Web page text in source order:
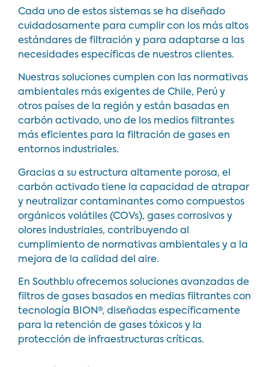
Cada uno de estos sistemas se ha diseñado
cuidadosamente para cumplir con los más altos
estándares de filtración y para adaptarse a las
necesidades específicas de nuestros clientes.
Nuestras soluciones cumplen con las normativas
ambientales más exigentes de Chile, Perú y
otros países de la región y están basadas en
carbón activado, uno de los medios filtrantes
más eficientes para la filtración de gases en
entornos industriales.
Gracias a su estructura altamente porosa, el
carbón activado tiene la capacidad de atrapar
y neutralizar contaminantes como compuestos
orgánicos volátiles (COVs), gases corrosivos y
olores industriales, contribuyendo al
cumplimiento de normativas ambientales y a la
mejora de la calidad del aire.
En Southblu ofrecemos soluciones avanzadas de
filtros de gases basados en medias filtrantes con
tecnología BION®, diseñadas específicamente
para la retención de gases tóxicos y la
protección de infraestructuras críticas.